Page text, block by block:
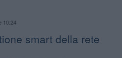
10:24
smart della rete